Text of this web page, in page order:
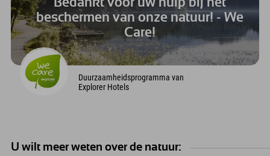
beschermen van onze natuur! - We
Care!
Duurzaamheidsprogramma van
Explorer Hotels
U wilt meer weten over de natuur: